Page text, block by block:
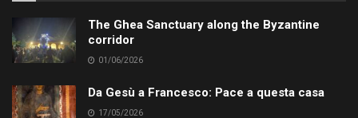
The Ghea Sanctuary along the Byzantine
corridor
01/06/2026
Da Gesù a Francesco: Pace a questa casa
17/05/2026